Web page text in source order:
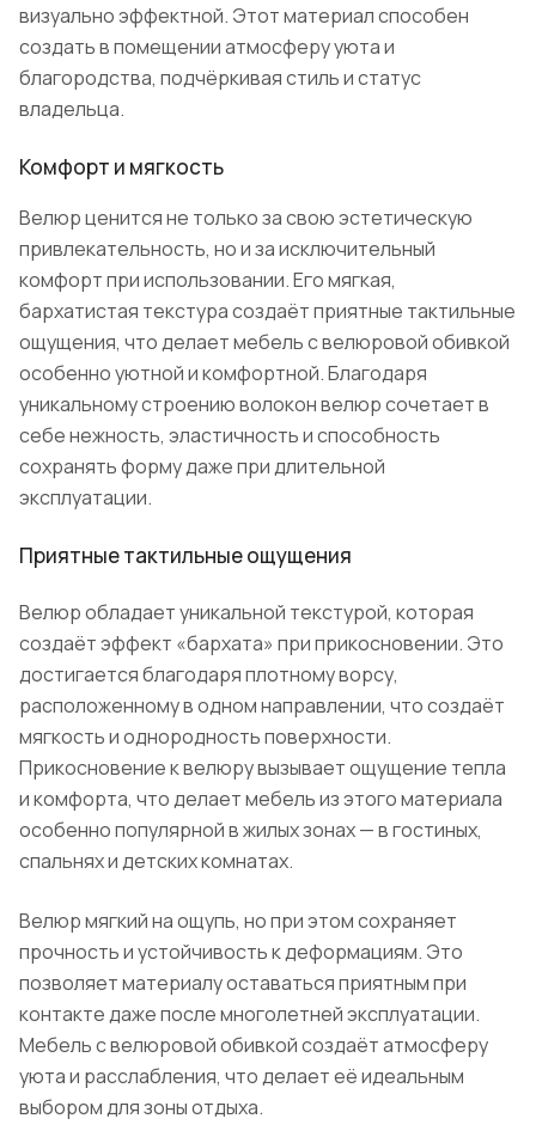
визуально эффектной. Этот материал способен
создать в помещении атмосферу уюта и
благородства, подчёркивая стиль и статус
владельца.
Комфорт и мягкость
Велюр ценится не только за свою эстетическую
привлекательность, но и за исключительный
комфорт при использовании. Его мягкая,
бархатистая текстура создаёт приятные тактильные
ощущения, что делает мебель с велюровой обивкой
особенно уютной и комфортной. Благодаря
уникальному строению волокон велюр сочетает в
себе нежность, эластичность и способность
сохранять форму даже при длительной
эксплуатации.
Приятные тактильные ощущения
Велюр обладает уникальной текстурой, которая
создаёт эффект «бархата» при прикосновении. Это
достигается благодаря плотному ворсу,
расположенному в одном направлении, что создаёт
мягкость и однородность поверхности.
Прикосновение к велюру вызывает ощущение тепла
и комфорта, что делает мебель из этого материала
особенно популярной в жилых зонах — в гостиных,
спальнях и детских комнатах.
Велюр мягкий на ощупь, но при этом сохраняет
прочность и устойчивость к деформациям. Это
позволяет материалу оставаться приятным при
контакте даже после многолетней эксплуатации.
Мебель с велюровой обивкой создаёт атмосферу
уюта и расслабления, что делает её идеальным
выбором для зоны отдыха.